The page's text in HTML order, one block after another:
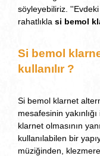
söyleyebiliriz.
rahatlıkla si bemol
Si bemol
kullanılır ?
Si bemol klarnet
mesafesinin
klarnet olmasının
kullanılabilen bir
müziğinden,